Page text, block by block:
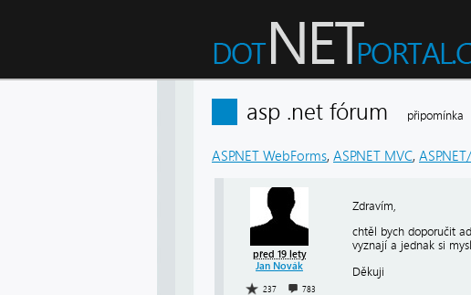
asp .net fórum připomínka
ASP.NET WebForms, ASP.NET MVC,
před 19 lety
Jan Novák
237 783
Zdravím,
chtěl bych doporučit
vyznají a jednak si
Děkuji